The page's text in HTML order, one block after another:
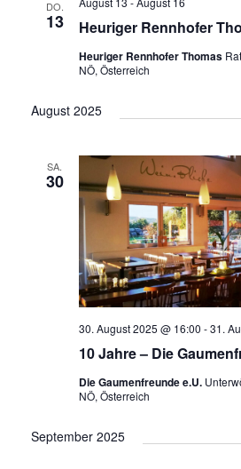
t
h
DO.
13 Heuriger Rennhofer
Heuriger Rennhofer Thomas
NÖ, Österreich
August 2025
SA.
30
10 Jahre – Die
30. August 2025 @ 16:00 -31.
Die Gaumenfreunde e.U.
NÖ, Österreich
September 2025